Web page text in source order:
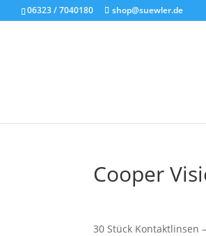
06323 / 7040180 shop@suewler.de
Cooper
30 Stück Kontaktlinsen